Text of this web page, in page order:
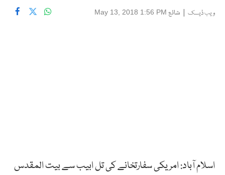
ویب ڈیسک | شائع May 13, 2018 1:56 PM
اسلام آباد: امریکی سفارتخانے کی تل ابیب سے بیت المقدس